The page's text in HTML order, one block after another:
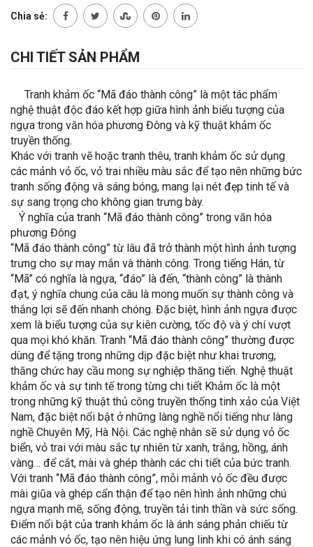
Chia sẻ:
CHI TIẾT SẢN PHẨM
Tranh khảm ốc “Mã đáo thành công” là một tác phẩm
nghệ thuật độc đáo kết hợp giữa hình ảnh biểu tượng của
ngựa trong văn hóa phương Đông và kỹ thuật khảm ốc
truyền thống.
Khác với tranh vẽ hoặc tranh thêu, tranh khảm ốc sử dụng
các mảnh vỏ ốc, vỏ trai nhiều màu sắc để tạo nên những bức
tranh sống động và sáng bóng, mang lại nét đẹp tinh tế và
sự sang trọng cho không gian trưng bày.
Ý nghĩa của tranh “Mã đáo thành công” trong văn hóa
phương Đông
“Mã đáo thành công” từ lâu đã trở thành một hình ảnh tượng
trưng cho sự may mắn và thành công. Trong tiếng Hán, từ
“Mã” có nghĩa là ngựa, “đáo” là đến, “thành công” là thành
đạt, ý nghĩa chung của câu là mong muốn sự thành công và
thắng lợi sẽ đến nhanh chóng. Đặc biệt, hình ảnh ngựa được
xem là biểu tượng của sự kiên cường, tốc độ và ý chí vượt
qua mọi khó khăn. Tranh “Mã đáo thành công” thường được
dùng để tặng trong những dịp đặc biệt như khai trương,
thăng chức hay cầu mong sự nghiệp thăng tiến. Nghệ thuật
khảm ốc và sự tinh tế trong từng chi tiết Khảm ốc là một
trong những kỹ thuật thủ công truyền thống tinh xảo của Việt
Nam, đặc biệt nổi bật ở những làng nghề nổi tiếng như làng
nghề Chuyên Mỹ, Hà Nội. Các nghệ nhân sẽ sử dụng vỏ ốc
biển, vỏ trai với màu sắc tự nhiên từ xanh, trắng, hồng, ánh
vàng… để cắt, mài và ghép thành các chi tiết của bức tranh.
Với tranh “Mã đáo thành công”, mỗi mảnh vỏ ốc đều được
mài giũa và ghép cẩn thận để tạo nên hình ảnh những chú
ngựa mạnh mẽ, sống động, truyền tải tinh thần và sức sống.
Điểm nổi bật của tranh khảm ốc là ánh sáng phản chiếu từ
các mảnh vỏ ốc, tạo nên hiệu ứng lung linh khi có ánh sáng